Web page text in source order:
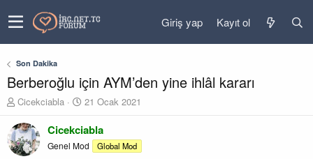
Giriş yap Kayıt ol
Son Dakika
Berberoğlu için AYM’den yine ihlâl kararı
K
n
u
y
Cicekciabla
B
ş
l
a
21 Ocak 2021
Cicekciabla
Genel Mod Global Mod